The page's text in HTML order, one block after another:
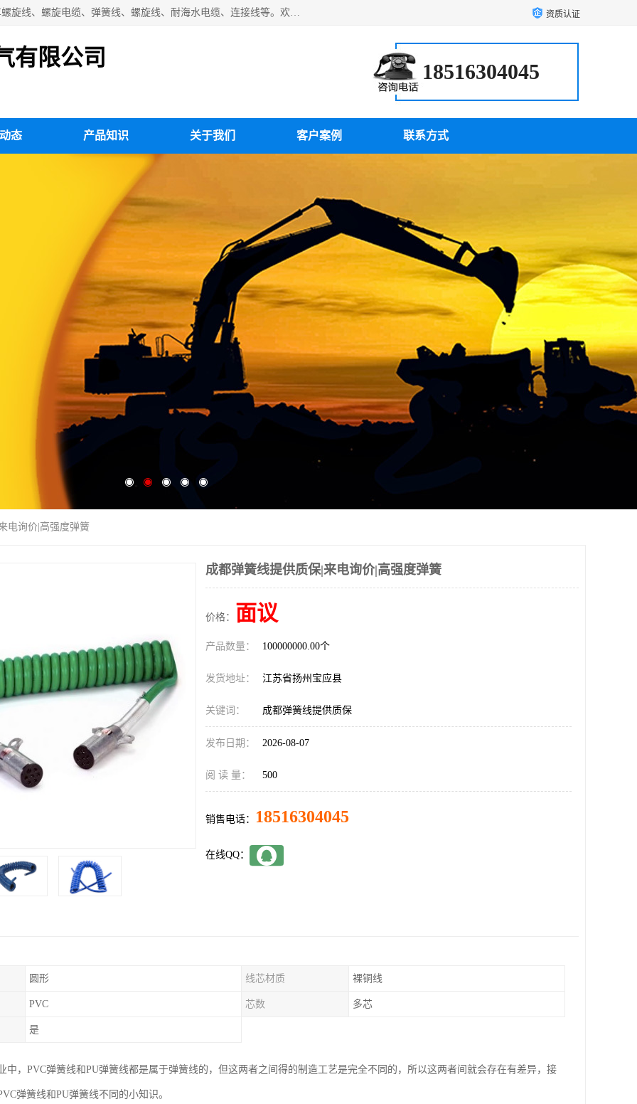
扬州市斯拜秀电缆厂专业生产：弹性电缆、弹簧电缆线、挂车螺旋线、螺旋电缆、弹簧线、螺旋线、耐海水电缆、连接线等。欢迎来电咨询！ 资质认证
有限公司
18516304045
态 产品知识 关于我们 客户案例 联系方式
电询价|高强度弹簧
成都弹簧线提供质保|来电询价|高强度弹簧
价格： 面议
产品数量： 100000000.00个
发货地址： 江苏省扬州宝应县
关键词： 成都弹簧线提供质保
发布日期： 2026-08-07
阅 读 量： 500
销售电话： 18516304045
在线QQ：
圆形 线芯材质 裸铜线
PVC 芯数 多芯
是
中，PVC弹簧线和PU弹簧线都是属于弹簧线的，但这两者之间得的制造工艺是完全不同的，所以这两者间就会存在有差异，接
弹簧线和PU弹簧线不同的小知识。